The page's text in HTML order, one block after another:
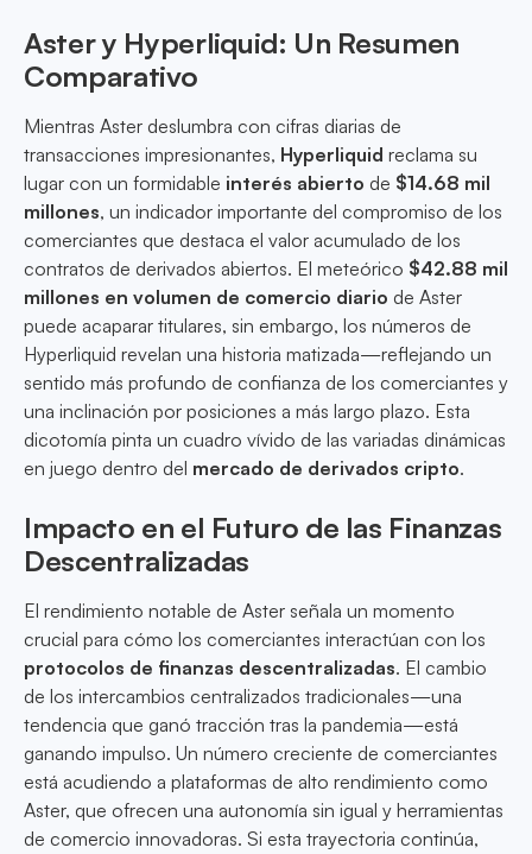
Aster y Hyperliquid: Un Resumen
Comparativo
Mientras Aster deslumbra con cifras diarias de
transacciones impresionantes, Hyperliquid reclama su
lugar con un formidable interés abierto de $14.68 mil
millones, un indicador importante del compromiso de los
comerciantes que destaca el valor acumulado de los
contratos de derivados abiertos. El meteórico $42.88 mil
millones en volumen de comercio diario de Aster
puede acaparar titulares, sin embargo, los números de
Hyperliquid revelan una historia matizada—reflejando un
sentido más profundo de confianza de los comerciantes y
una inclinación por posiciones a más largo plazo. Esta
dicotomía pinta un cuadro vívido de las variadas dinámicas
en juego dentro del mercado de derivados cripto.
Impacto en el Futuro de las Finanzas
Descentralizadas
El rendimiento notable de Aster señala un momento
crucial para cómo los comerciantes interactúan con los
protocolos de finanzas descentralizadas. El cambio
de los intercambios centralizados tradicionales—una
tendencia que ganó tracción tras la pandemia—está
ganando impulso. Un número creciente de comerciantes
está acudiendo a plataformas de alto rendimiento como
Aster, que ofrecen una autonomía sin igual y herramientas
de comercio innovadoras. Si esta trayectoria continúa,